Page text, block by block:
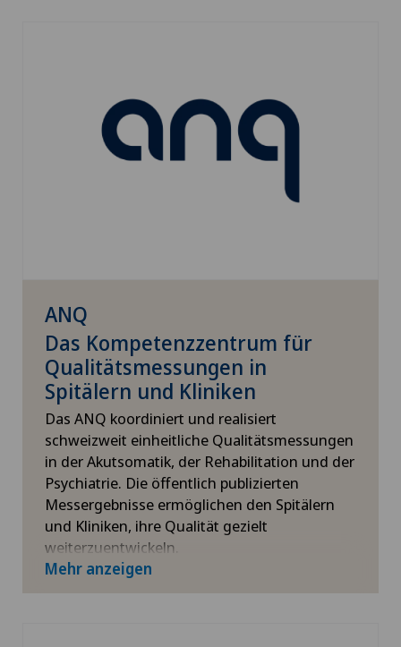
Für mehr Informationen
ANQ
Das Kompetenzzentrum für
Qualitätsmessungen in
Spitälern und Kliniken
Das ANQ koordiniert und realisiert
schweizweit einheitliche Qualitätsmessungen
in der Akutsomatik, der Rehabilitation und der
Psychiatrie. Die öffentlich publizierten
Messergebnisse ermöglichen den Spitälern
und Kliniken, ihre Qualität gezielt
weiterzuentwickeln.
Für mehr Informationen
Mehr anzeigen